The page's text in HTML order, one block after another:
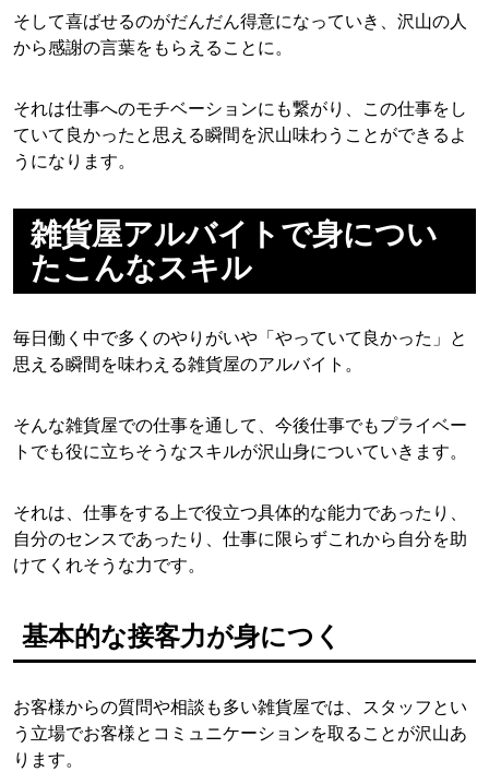
そして喜ばせるのがだんだん得意になっていき、沢山の人
から感謝の言葉をもらえることに。
それは仕事へのモチベーションにも繋がり、この仕事をし
ていて良かったと思える瞬間を沢山味わうことができるよ
うになります。
雑貨屋アルバイトで身につい
たこんなスキル
毎日働く中で多くのやりがいや「やっていて良かった」と
思える瞬間を味わえる雑貨屋のアルバイト。
そんな雑貨屋での仕事を通して、今後仕事でもプライベー
トでも役に立ちそうなスキルが沢山身についていきます。
それは、仕事をする上で役立つ具体的な能力であったり、
自分のセンスであったり、仕事に限らずこれから自分を助
けてくれそうな力です。
基本的な接客力が身につく
お客様からの質問や相談も多い雑貨屋では、スタッフとい
う立場でお客様とコミュニケーションを取ることが沢山あ
ります。